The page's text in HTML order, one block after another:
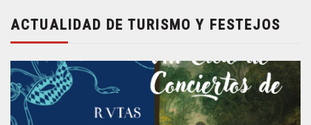
ACTUALIDAD DE TURISMO Y FESTEJOS